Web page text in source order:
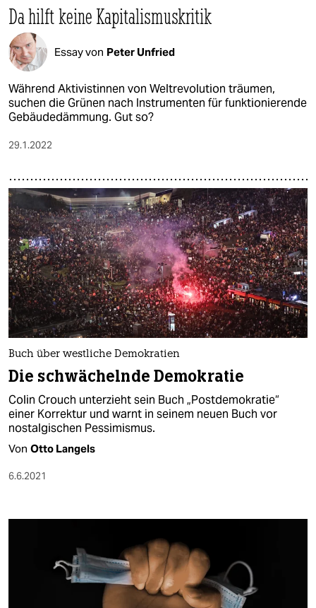
Da hilft keine Kapitalismuskritik
Essay von Peter Unfried
Während Aktivistinnen von Weltrevolution träumen,
suchen die Grünen nach Instrumenten für funktionierende
Gebäudedämmung. Gut so?
29.1.2022
Buch über westliche Demokratien
Die schwächelnde Demokratie
Colin Crouch unterzieht sein Buch „Postdemokratie“
einer Korrektur und warnt in seinem neuen Buch vor
nostalgischen Pessimismus.
Von Otto Langels
6.6.2021